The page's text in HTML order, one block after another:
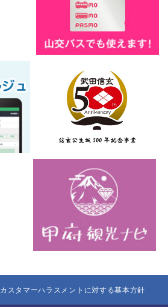
カスタマーハラスメントに対する基本方針